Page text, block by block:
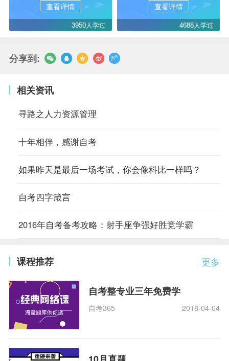
查看详情
3950人学过
查看详情
4688人学过
分享到:
相关资讯
寻路之人力资源管理
十年相伴，感谢自考
如果昨天是最后一场考试，你会像科比一样吗？
自考四字箴言
2016年自考备考攻略：射手座争强好胜竞学霸
更多
课程推荐
自考整专业三年免费学
自考365 2018-04-04